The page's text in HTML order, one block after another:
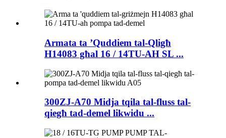
Armata ta ’Quddiem tal-Qligħ
H14083 għal 16 / 14TU-AH SL ...
300ZJ-A70 Midja tqila tal-fluss tal-
qiegħ tad-demel likwidu ...